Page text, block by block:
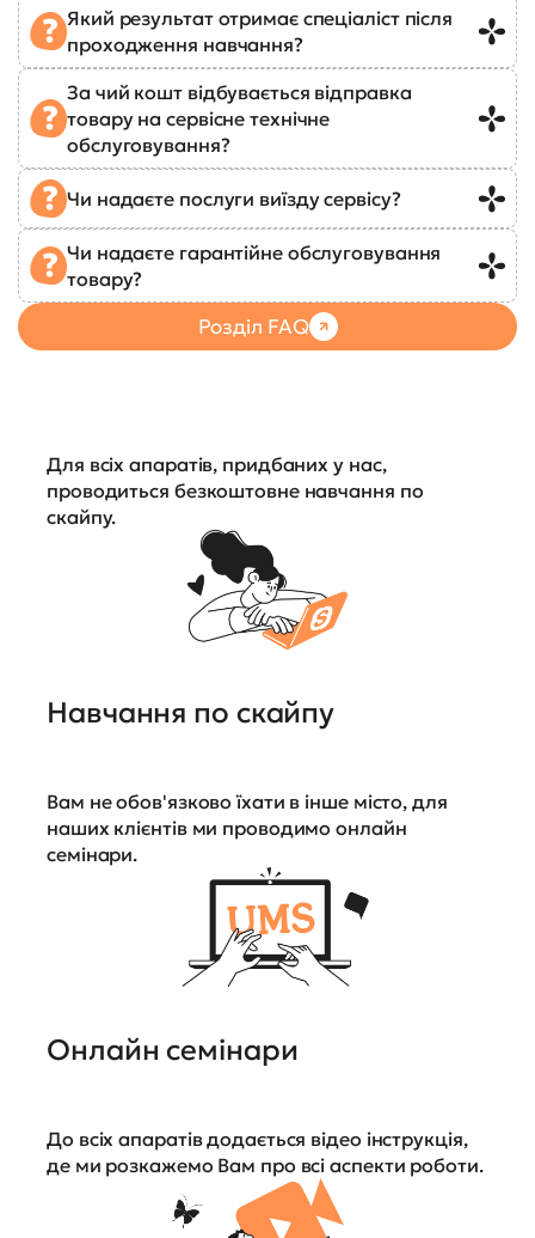
Який результат отримає спеціаліст після
проходження навчання?
За чий кошт відбувається відправка
товару на сервісне технічне
обслуговування?
Чи надаєте послуги виїзду сервісу?
Чи надаєте гарантійне обслуговування
товару?
Розділ FAQ
Для всіх апаратів, придбаних у нас,
проводиться безкоштовне навчання по
скайпу.
Навчання по скайпу
Вам не обов'язково їхати в інше місто, для
наших клієнтів ми проводимо онлайн
семінари.
Онлайн семінари
До всіх апаратів додається відео інструкція,
де ми розкажемо Вам про всі аспекти роботи.